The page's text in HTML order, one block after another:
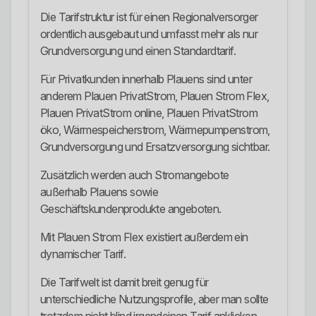
Die Tarifstruktur ist für einen Regionalversorger
ordentlich ausgebaut und umfasst mehr als nur
Grundversorgung und einen Standardtarif.
Für Privatkunden innerhalb Plauens sind unter
anderem Plauen PrivatStrom, Plauen Strom Flex,
Plauen PrivatStrom online, Plauen PrivatStrom
öko, Wärmespeicherstrom, Wärmepumpenstrom,
Grundversorgung und Ersatzversorgung sichtbar.
Zusätzlich werden auch Stromangebote
außerhalb Plauens sowie
Geschäftskundenprodukte angeboten.
Mit Plauen Strom Flex existiert außerdem ein
dynamischer Tarif.
Die Tarifwelt ist damit breit genug für
unterschiedliche Nutzungsprofile, aber man sollte